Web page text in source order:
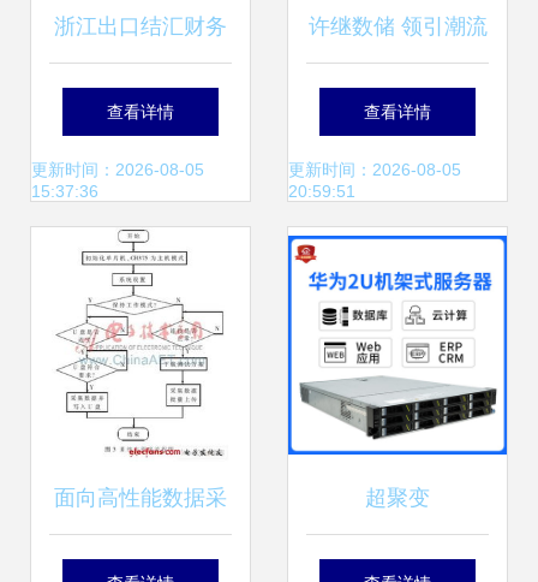
浙江出口结汇财务
系统｜数据处理与
存储支持服务的创
新与实践
查看详情
更新时间：2026-08-05
15:37:36
许继数储 领引潮流
丨许继打造全系列
储能产品生态，获
院士肯定 专家点赞
查看详情
更新时间：2026-08-05
20:59:51
面向高性能数据采
集的多处理器架构
超聚变
FusionServer